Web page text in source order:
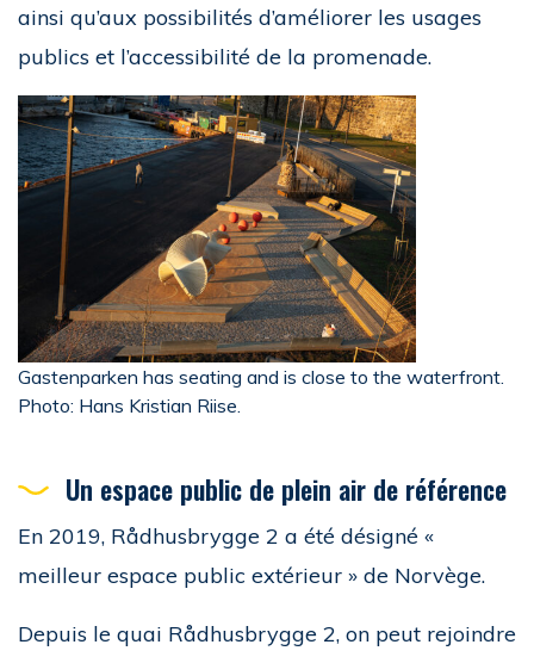
ainsi qu’aux possibilités d’améliorer les usages
publics et l’accessibilité de la promenade.
Gastenparken has seating and is close to the waterfront.
Photo: Hans Kristian Riise.
Un espace public de plein air de référence
En 2019, Rådhusbrygge 2 a été désigné «
meilleur espace public extérieur » de Norvège.
Depuis le quai Rådhusbrygge 2, on peut rejoindre